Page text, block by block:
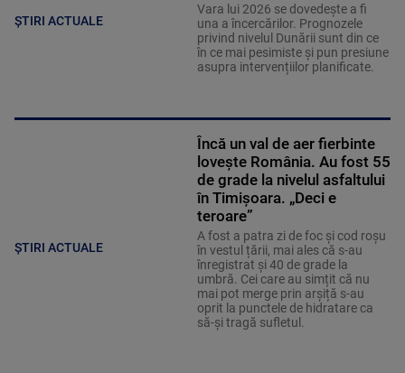
ȘTIRI ACTUALE
Vara lui 2026 se dovedește a fi
una a încercărilor. Prognozele
privind nivelul Dunării sunt din ce
în ce mai pesimiste și pun presiune
asupra intervențiilor planificate.
ȘTIRI ACTUALE
Încă un val de aer fierbinte
lovește România. Au fost 55
de grade la nivelul asfaltului
în Timișoara. „Deci e
teroare”
A fost a patra zi de foc și cod roșu
în vestul țării, mai ales că s-au
înregistrat și 40 de grade la
umbră. Cei care au simțit că nu
mai pot merge prin arșiță s-au
oprit la punctele de hidratare ca
să-și tragă sufletul.